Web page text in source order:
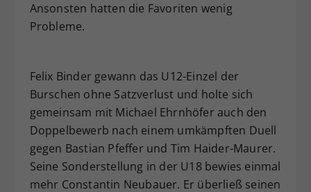
Ansonsten hatten die Favoriten wenig
Probleme.
Felix Binder gewann das U12-Einzel der
Burschen ohne Satzverlust und holte sich
gemeinsam mit Michael Ehrnhöfer auch den
Doppelbewerb nach einem umkämpften Duell
gegen Bastian Pfeffer und Tim Haider-Maurer.
Seine Sonderstellung in der U18 bewies einmal
mehr Constantin Neubauer. Er überließ seinen